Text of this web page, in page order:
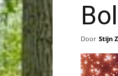
Door Stijn